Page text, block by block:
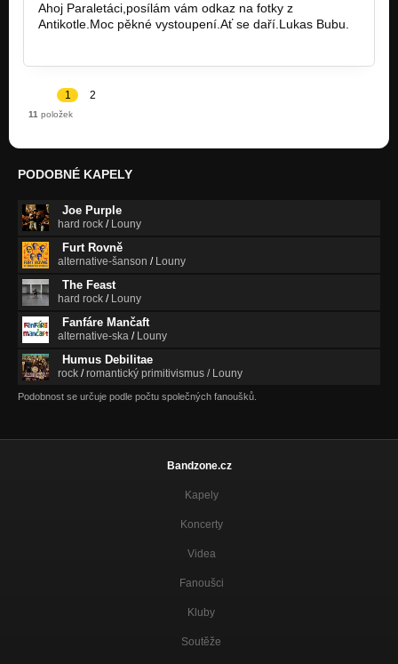
Ahoj Paraletáci,posílám vám odkaz na fotky z
Antikotle.Moc pěkné vystoupení.Ať se daří.Lukas Bubu.
1 2
11 položek
PODOBNÉ KAPELY
Joe Purple
hard rock / Louny
Furt Rovně
alternative-šanson / Louny
The Feast
hard rock / Louny
Fanfáre Mančaft
alternative-ska / Louny
Humus Debilitae
rock /romantický primitivismus / Louny
Podobnost se určuje podle počtu společných fanoušků.
Bandzone.cz
Kapely
Koncerty
Videa
Fanoušci
Kluby
Soutěže